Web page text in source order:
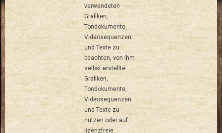
verwendeten
Grafiken,
Tondokumente,
Videosequenzen
und Texte zu
beachten, von ihm
selbst erstellte
Grafiken,
Tondokumente,
Videosequenzen
und Texte zu
nutzen oder auf
lizenzfreie